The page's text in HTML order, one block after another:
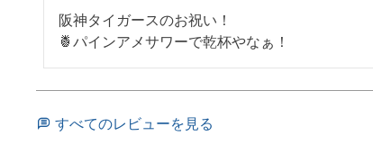
阪神タイガースのお祝い！
🍍パインアメサワーで乾杯やなぁ！
すべてのレビューを見る